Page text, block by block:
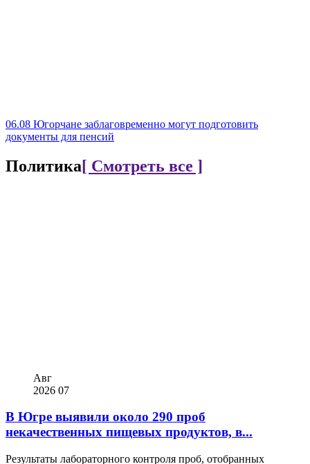
06.08 Югорчане заблаговременно могут подготовить
документы для пенсий
Политика[ Смотреть все ]
Авг
2026 07
В Югре выявили около 290 проб
некачественных пищевых продуктов, в...
Результаты лабораторного контроля проб, отобранных